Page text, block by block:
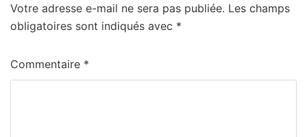
Votre adresse e-mail ne sera pas publiée. Les champs
obligatoires sont indiqués avec *
Commentaire *